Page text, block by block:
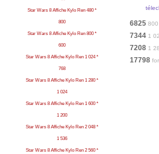
Star Wars 8 Affiche Kylo Ren 480 *
800
Star Wars 8 Affiche Kylo Ren 800 *
600
Star Wars 8 Affiche Kylo Ren 1 024 *
768
Star Wars 8 Affiche Kylo Ren 1 280 *
1 024
Star Wars 8 Affiche Kylo Ren 1 600 *
1 200
Star Wars 8 Affiche Kylo Ren 2 048 *
1 536
Star Wars 8 Affiche Kylo Ren 2 560 *
6825
7344 1
7208 1
17798